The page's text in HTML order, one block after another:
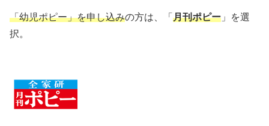
「幼児ポピー」を申し込みの方は、「 月刊ポピー 」を選
択。